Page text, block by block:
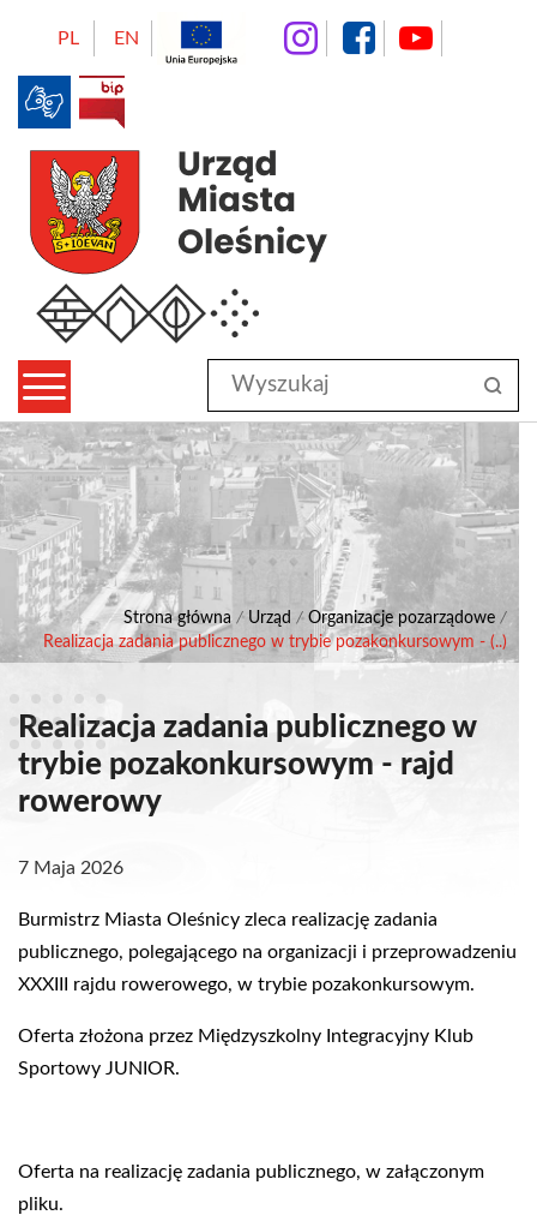
PL EN instagram
Wyszukaj
w
serwisie
Strona główna / Urząd / Organizacje pozarządowe /
Realizacja zadania publicznego w trybie pozakonkursowym - (..)
Realizacja zadania publicznego w
trybie pozakonkursowym - rajd
rowerowy
7 Maja 2026
Burmistrz Miasta Oleśnicy zleca realizację zadania
publicznego, polegającego na organizacji i przeprowadzeniu
XXXIII rajdu rowerowego, w trybie pozakonkursowym.
Oferta złożona przez Międzyszkolny Integracyjny Klub
Sportowy JUNIOR.
Oferta na realizację zadania publicznego, w załączonym
pliku.